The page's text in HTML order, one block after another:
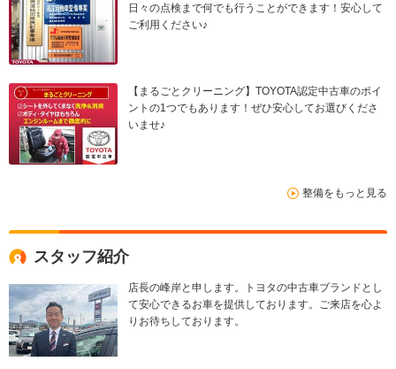
日々の点検まで何でも行うことができます！安心して
ご利用ください♪
【まるごとクリーニング】TOYOTA認定中古車のポイ
ントの1つでもあります！ぜひ安心してお選びくださ
いませ♪
整備をもっと見る
スタッフ紹介
店長の峰岸と申します。トヨタの中古車ブランドとし
て安心できるお車を提供しております。ご来店を心よ
りお待ちしております。